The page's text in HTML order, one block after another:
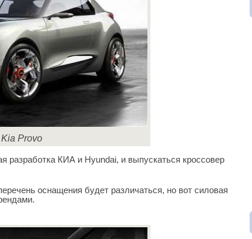
Provo
разработка КИА и Hyundai, и выпускаться кроссовер
оснащения будет различаться, но вот силовая